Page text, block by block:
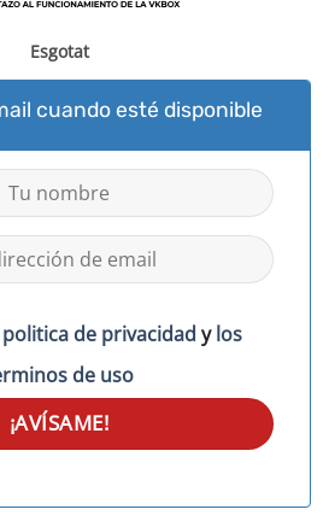
Esgotat
cuando esté disponible
politica de privacidad ylos
de uso